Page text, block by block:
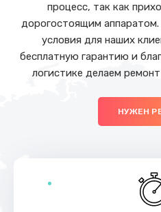
Восстановление
от 554
Замена заднего
процесс, так как
дорогостоящим
условия для наших
бесплатную гарантию и
логистике делаем
НУЖЕН